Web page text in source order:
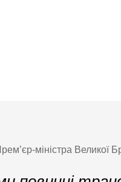
міністра Великої